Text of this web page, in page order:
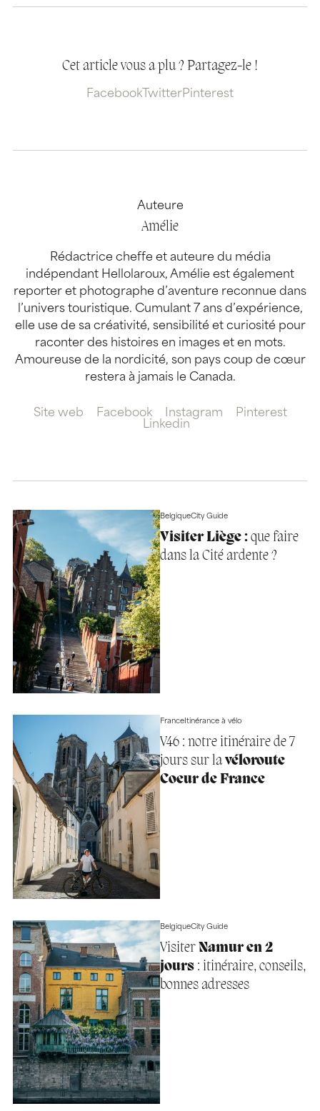
Cet article vous a plu ? Partagez-le !
Facebook TwitterPinterest
Auteure
Amélie
Rédactrice cheffe et auteure du média
indépendant Hellolaroux, Amélie est également
reporter et photographe d’aventure reconnue dans
l’univers touristique. Cumulant 7 ans d’expérience,
elle use de sa créativité, sensibilité et curiosité pour
raconter des histoires en images et en mots.
Amoureuse de la nordicité, son pays coup de cœur
restera à jamais le Canada.
Site web Facebook Instagram
Pinterest
Linkedin
BelgiqueCity Guide
Visiter Liège :que faire
dans la Cité ardente ?
FranceItinérance à vélo
V46 : notre itinéraire de 7
jours sur lavéloroute
Coeur de France
BelgiqueCity Guide
VisiterNamur en 2
jours: itinéraire, conseils,
bonnes adresses